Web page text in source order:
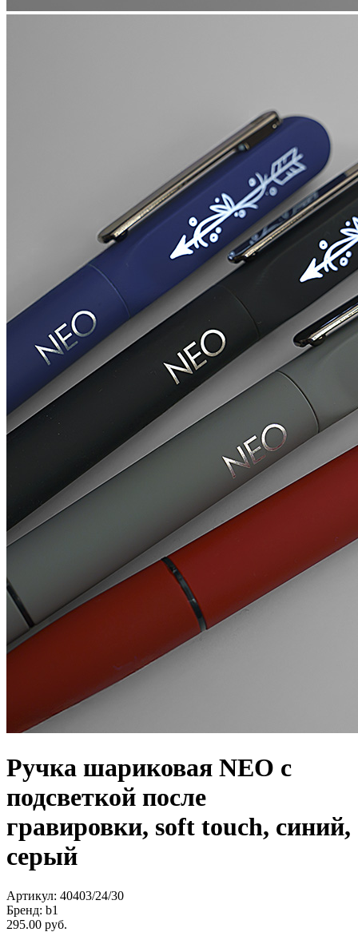
Ручка шариковая NEO с
подсветкой после
гравировки, soft touch, синий,
серый
Артикул: 40403/24/30
Бренд: b1
295.00 руб.